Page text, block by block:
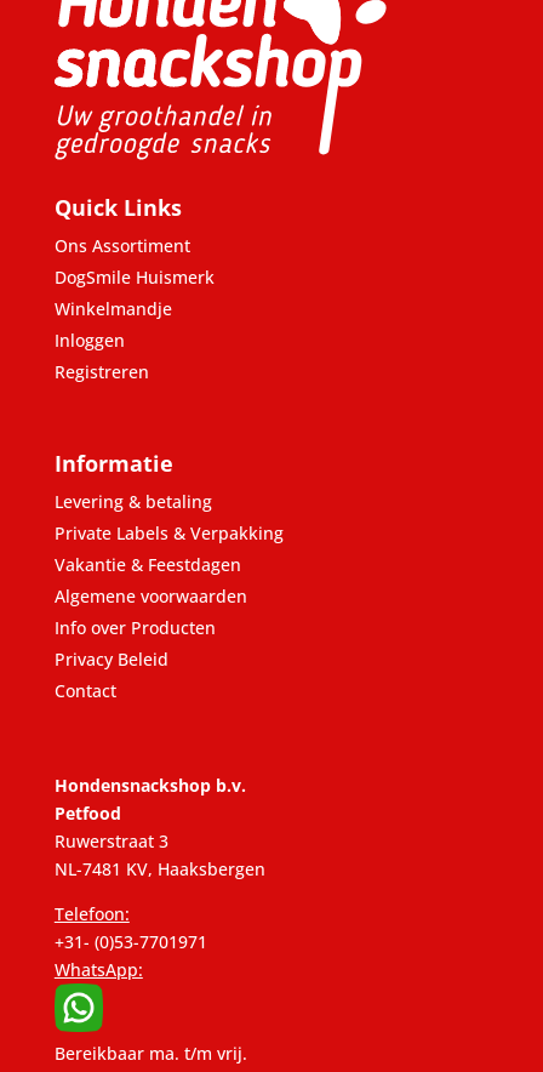
Quick Links
Ons Assortiment
DogSmile Huismerk
Winkelmandje
Inloggen
Registreren
Informatie
Levering & betaling
Private Labels & Verpakking
Vakantie & Feestdagen
Algemene voorwaarden
Info over Producten
Privacy Beleid
Contact
Hondensnackshop b.v.
Petfood
Ruwerstraat 3
NL-7481 KV, Haaksbergen
Telefoon:
+31- (0)53-7701971
WhatsApp:
Bereikbaar ma. t/m vrij.